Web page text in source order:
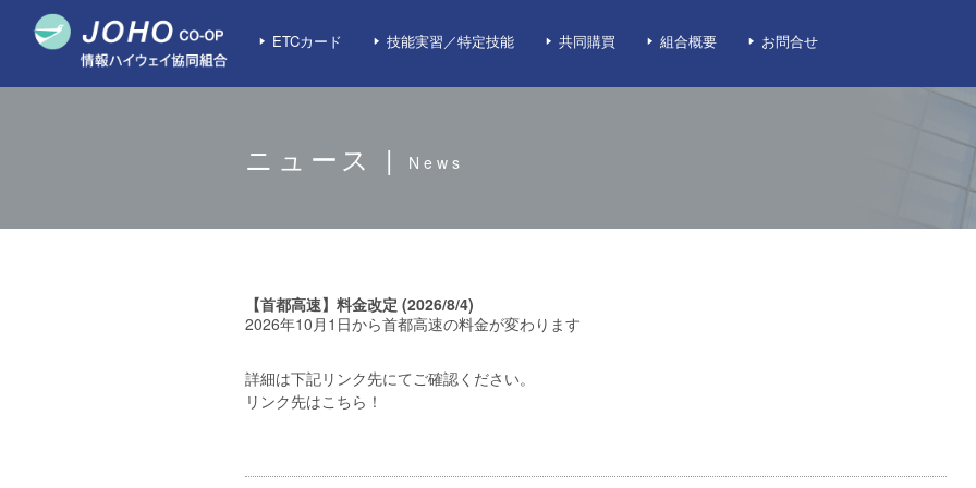
ETCカード 技能実習／特定技能 共同購買 組合概要 お問合せ
ニュース | News
【首都高速】料金改定 (2026/8/4)
2026年10月1日から首都高速の料金が変わります
詳細は下記リンク先にてご確認ください。
リンク先はこちら！